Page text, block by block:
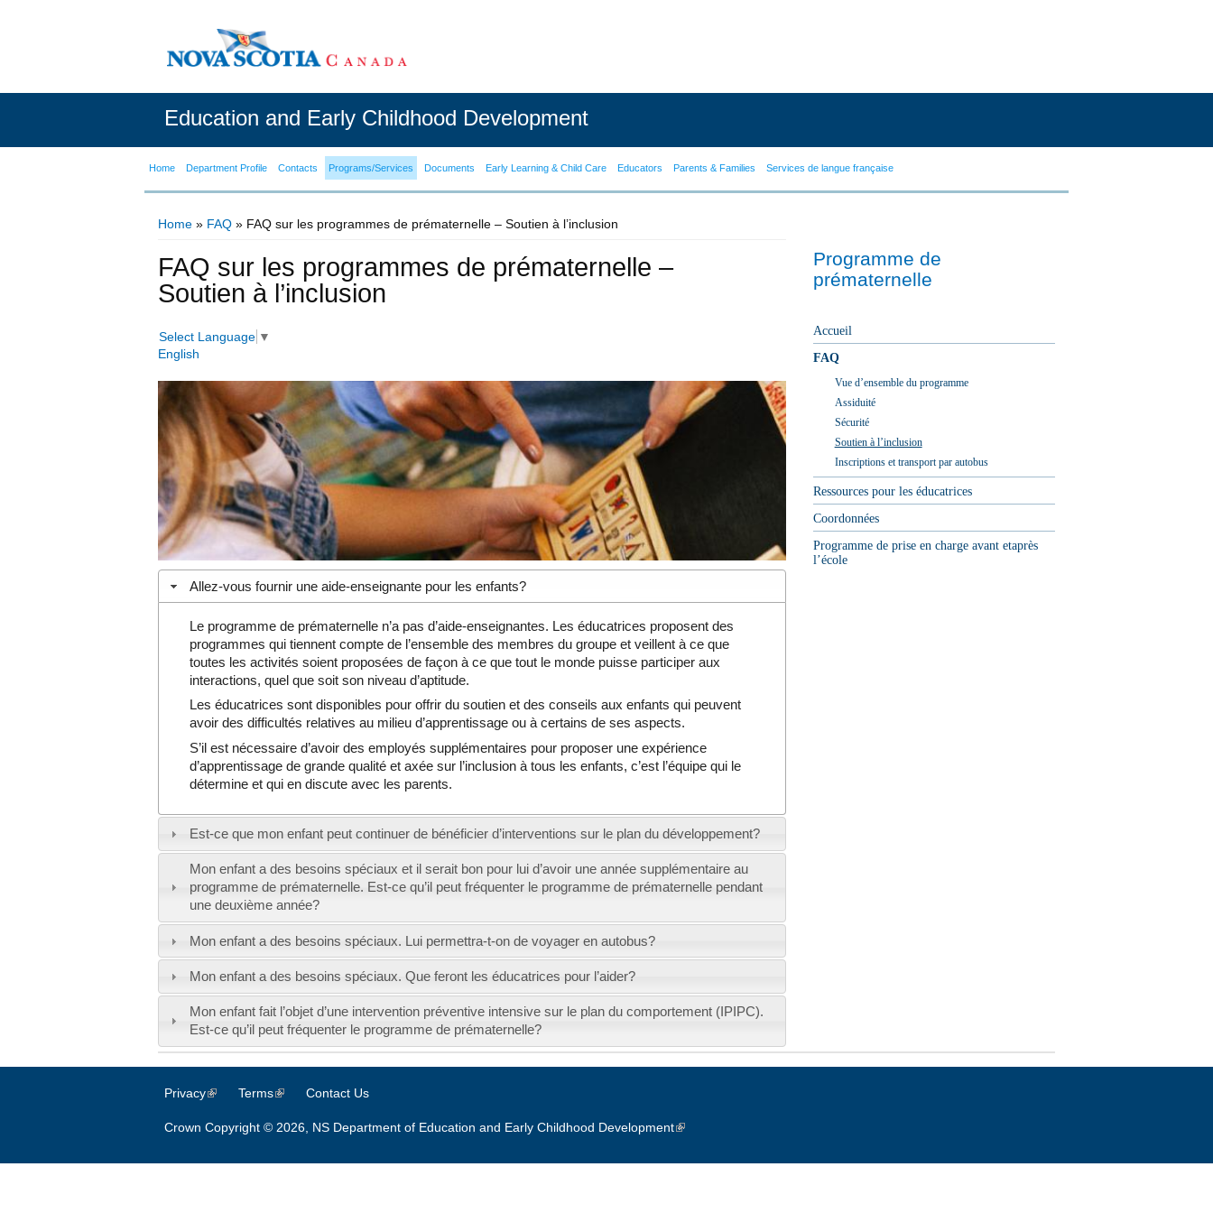
Education and Early Childhood Development
Home Department Profile Contacts Programs/Services Documents Early Learning & Child Care Educators Parents & Families Services de langue française
Home » FAQ » FAQ sur les programmes de prématernelle – Soutien à l’inclusion
FAQ sur les programmes de prématernelle –
Soutien à l’inclusion
Select Language ▼
English
Allez-vous fournir une aide-enseignante pour les enfants?
Le programme de prématernelle n’a pas d’aide-enseignantes. Les éducatrices proposent des
programmes qui tiennent compte de l’ensemble des membres du groupe et veillent à ce que
toutes les activités soient proposées de façon à ce que tout le monde puisse participer aux
interactions, quel que soit son niveau d’aptitude.
Les éducatrices sont disponibles pour offrir du soutien et des conseils aux enfants qui peuvent
avoir des difficultés relatives au milieu d’apprentissage ou à certains de ses aspects.
S’il est nécessaire d’avoir des employés supplémentaires pour proposer une expérience
d’apprentissage de grande qualité et axée sur l’inclusion à tous les enfants, c’est l’équipe qui le
détermine et qui en discute avec les parents.
Est-ce que mon enfant peut continuer de bénéficier d’interventions sur le plan du développement?
Mon enfant a des besoins spéciaux et il serait bon pour lui d’avoir une année supplémentaire au
programme de prématernelle. Est-ce qu’il peut fréquenter le programme de prématernelle pendant
une deuxième année?
Mon enfant a des besoins spéciaux. Lui permettra-t-on de voyager en autobus?
Mon enfant a des besoins spéciaux. Que feront les éducatrices pour l’aider?
Mon enfant fait l’objet d’une intervention préventive intensive sur le plan du comportement (IPIPC).
Est-ce qu’il peut fréquenter le programme de prématernelle?
Programme de
prématernelle
Accueil
FAQ
Vue d’ensemble du programme
Assiduité
Sécurité
Soutien à l’inclusion
Inscriptions et transport par autobus
Ressources pour les éducatrices
Coordonnées
Programme de prise en charge avant etaprès
l’école
Privacy(link is external)
Terms(link is external)
Contact Us
Crown Copyright © 2026, NS Department of Education and Early Childhood Development(link is external)